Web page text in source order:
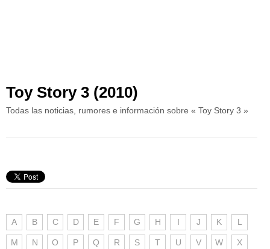
Toy Story 3 (2010)
Todas las noticias, rumores e información sobre « Toy Story 3 »
A B C D E F G H I J K L
M N O P Q R S T U V W X